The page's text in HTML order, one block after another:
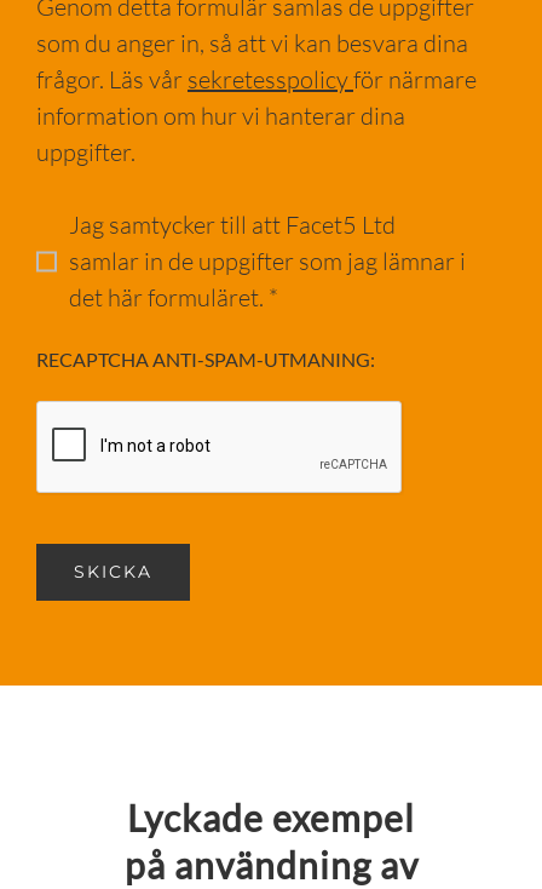
Genom detta formulär samlas de uppgifter
som du anger in, så att vi kan besvara dina
frågor. Läs vår sekretesspolicyför närmare
information om hur vi hanterar dina
uppgifter.
Jag samtycker till att Facet5 Ltd
samlar in de uppgifter som jag lämnar i
det här formuläret. *
RECAPTCHA ANTI-SPAM-UTMANING:
SKICKA
Lyckade exempel
på användning av